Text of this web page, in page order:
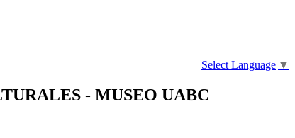
Select Language ▼
- MUSEO UABC